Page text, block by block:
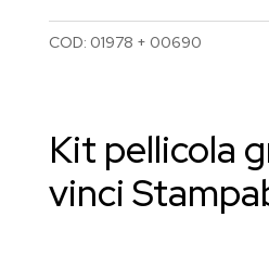
COD: 01978 + 00690
Kit pellicola
vinci